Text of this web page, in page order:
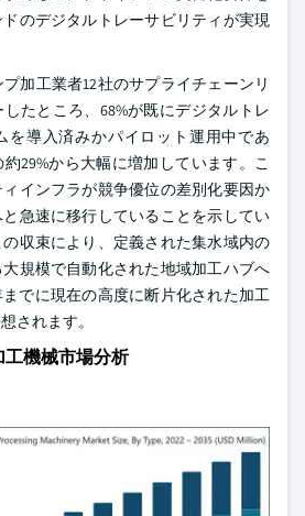
のデジタルトレーサビリティが実現
プ加工業者12社のサプライチェーンリ
たところ、68%が既にデジタルトレ
を導入済みかパイロット運用中であ
29%から大幅に増加しています。こ
インフラが競争優位の差別化要因か
急速に移行していることを示してい
収束により、定義された集水域内の
規模で自動化された地域加工ハブへ
でに現在の高度に断片化された加工
されます。
機械市場分析